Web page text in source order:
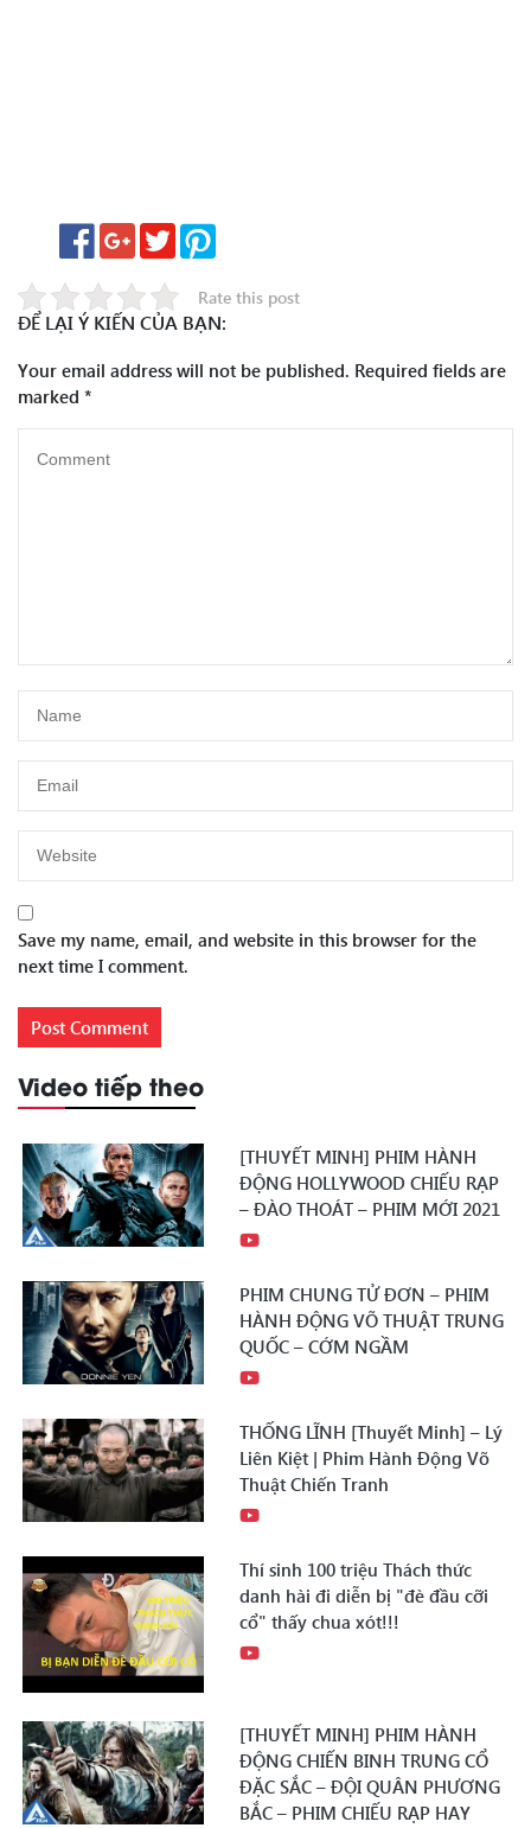
Rate this post
ĐỂ LẠI Ý KIẾN CỦA BẠN:
Your email address will not be published. Required fields are
marked *
Save my name, email, and website in this browser for the
next time I comment.
Video tiếp theo
[THUYẾT MINH] PHIM HÀNH
ĐỘNG HOLLYWOOD CHIẾU RẠP
– ĐÀO THOÁT – PHIM MỚI 2021
PHIM CHUNG TỬ ĐƠN – PHIM
HÀNH ĐỘNG VÕ THUẬT TRUNG
QUỐC – CỚM NGẦM
THỐNG LĨNH [Thuyết Minh] – Lý
Liên Kiệt | Phim Hành Động Võ
Thuật Chiến Tranh
Thí sinh 100 triệu Thách thức
danh hài đi diễn bị "đè đầu cỡi
cổ" thấy chua xót!!!
[THUYẾT MINH] PHIM HÀNH
ĐỘNG CHIẾN BINH TRUNG CỔ
ĐẶC SẮC – ĐỘI QUÂN PHƯƠNG
BẮC – PHIM CHIẾU RẠP HAY